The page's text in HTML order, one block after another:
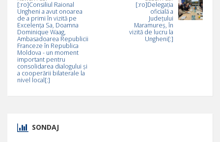
[:ro]Consiliul Raional
Ungheni a avut onoarea
de a primi în vizită pe
Excelența Sa, Doamna
Dominique Waag,
Ambasadoarea Republicii
Franceze în Republica
Moldova - un moment
important pentru
consolidarea dialogului și
a cooperării bilaterale la
nivel local[:]
[:ro]Delegația
oficială a
Județului
Maramureș, în
vizită de lucru la
Ungheni[:]
SONDAJ